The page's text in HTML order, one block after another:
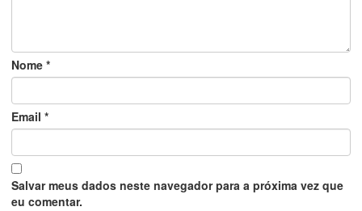
Nome *
Email *
Salvar meus dados neste navegador para a próxima vez que
eu comentar.